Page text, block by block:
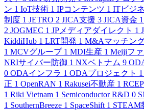
ン 1 IoT技術 1 IPコンテンツ 1 ITビジ
制度 1 JETRO 2 JICA支援 3 JICA資金 1
2 JOGMEC 1 JPメディアダイレクト 1
KiddiHub 1 LRT開発 1 M&Aマッチン
1 MCVグループ 1 MDI生産 1 Meijiフ
NRIサイバー防御 1 NXベトナム 9
0 ODAインフラ 1 ODAプロジェクト 1
正 1 OpenRAN 1 Rakusei不動産 1 RCEP
1 Riki Vietnam 1 Semiconductor R&D 0
1 SouthernBreeze 1 SpaceShift 1 STEAM